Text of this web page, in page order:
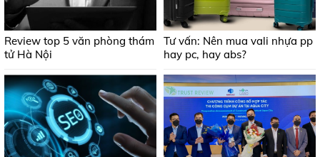
Review top 5 văn phòng thám
tử Hà Nội
Tư vấn: Nên mua vali nhựa pp
hay pc, hay abs?